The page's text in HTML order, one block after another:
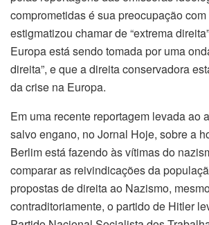
comprometidas é sua preocupação
estigmatizou chamar de “extrema
Europa está sendo tomada por uma
direita”, e que a direita conservadora
da crise na Europa.
Em uma recente reportagem levada ao
salvo engano, no Jornal Hoje, sobre a
Berlim está fazendo às vítimas do
comparar as reivindicações da
propostas de direita ao Nazismo,
contraditoriamente, o partido de Hitler